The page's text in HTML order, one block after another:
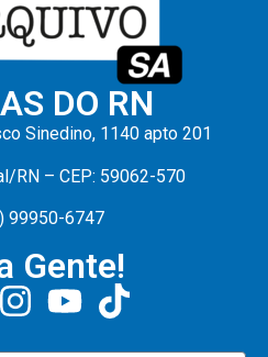
DO RN
Sinedino, 1140 apto 201
RN – CEP: 59062-570
99950-6747
Gente!